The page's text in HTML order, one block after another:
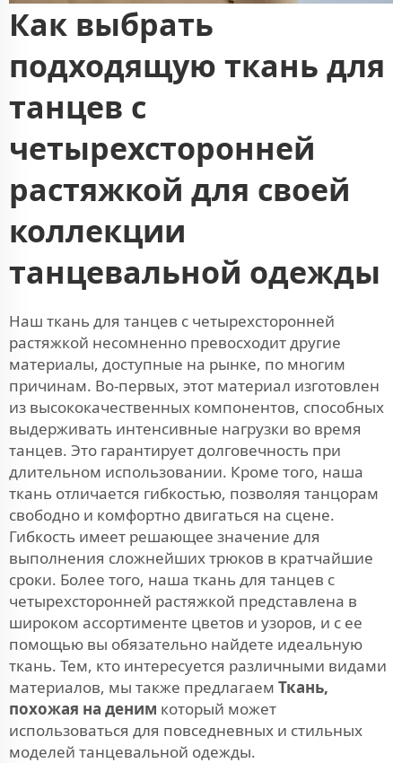
Как выбрать
подходящую ткань для
танцев с
четырехсторонней
растяжкой для своей
коллекции
танцевальной одежды
Наш ткань для танцев с четырехсторонней
растяжкой несомненно превосходит другие
материалы, доступные на рынке, по многим
причинам. Во-первых, этот материал изготовлен
из высококачественных компонентов, способных
выдерживать интенсивные нагрузки во время
танцев. Это гарантирует долговечность при
длительном использовании. Кроме того, наша
ткань отличается гибкостью, позволяя танцорам
свободно и комфортно двигаться на сцене.
Гибкость имеет решающее значение для
выполнения сложнейших трюков в кратчайшие
сроки. Более того, наша ткань для танцев с
четырехсторонней растяжкой представлена в
широком ассортименте цветов и узоров, и с ее
помощью вы обязательно найдете идеальную
ткань. Тем, кто интересуется различными видами
материалов, мы также предлагаем Ткань,
похожая на деним который может
использоваться для повседневных и стильных
моделей танцевальной одежды.